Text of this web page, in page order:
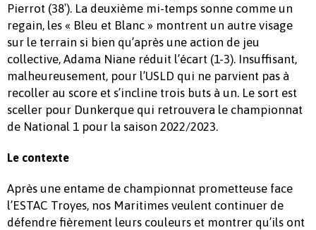
Pierrot (38′). La deuxième mi-temps sonne comme un
regain, les « Bleu et Blanc » montrent un autre visage
sur le terrain si bien qu’après une action de jeu
collective, Adama Niane réduit l’écart (1-3). Insuffisant,
malheureusement, pour l’USLD qui ne parvient pas à
recoller au score et s’incline trois buts à un. Le sort est
sceller pour Dunkerque qui retrouvera le championnat
de National 1 pour la saison 2022/2023.
Le contexte
Après une entame de championnat prometteuse face
l’ESTAC Troyes, nos Maritimes veulent continuer de
défendre fièrement leurs couleurs et montrer qu’ils ont